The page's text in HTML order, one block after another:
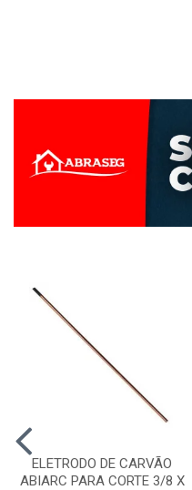
ELETRODO DE CARVÃO
ABIARC PARA CORTE 3/8 X